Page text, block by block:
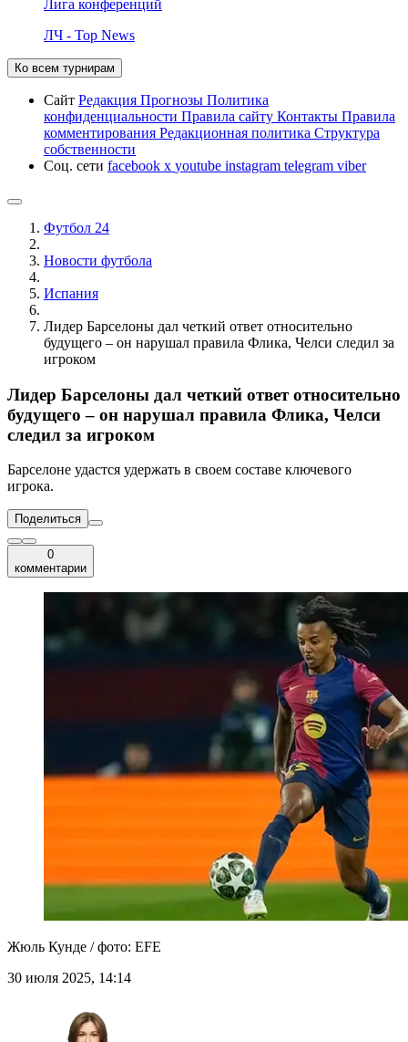
Лига конференций
ЛЧ - Top News
Ко всем турнирам
Сайт Редакция Прогнозы Политика
конфиденциальности Правила сайту Контакты Правила
комментирования Редакционная политика Структура
собственности
Соц. сети facebook x youtube instagram telegram viber
Футбол 24
Новости футбола
Испания
Лидер Барселоны дал четкий ответ относительно
будущего – он нарушал правила Флика, Челси следил за
игроком
Лидер Барселоны дал четкий ответ относительно
будущего – он нарушал правила Флика, Челси
следил за игроком
Барселоне удастся удержать в своем составе ключевого
игрока.
Поделиться
0
комментарии
Жюль Кунде / фото: EFE
30 июля 2025, 14:14